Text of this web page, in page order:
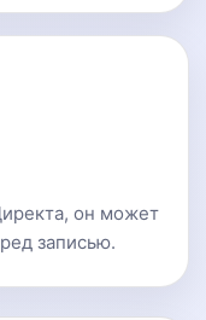
он может
записью.